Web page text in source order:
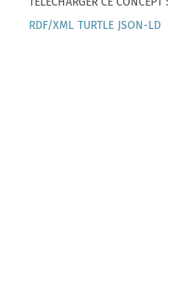
RDF/XML TURTLE JSON-LD